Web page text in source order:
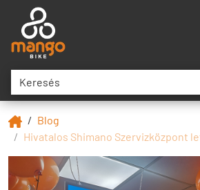
Blog
Hivatalos Shimano Szervizközpont